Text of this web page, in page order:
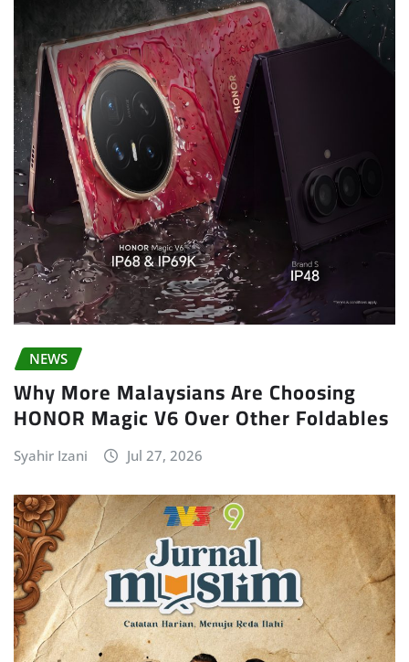
NEWS
Why More Malaysians Are Choosing
HONOR Magic V6 Over Other Foldables
Syahir Izani Jul 27, 2026